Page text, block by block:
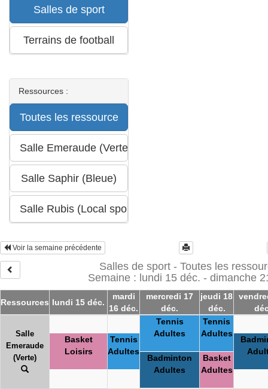
Ressources :
Voir la semaine précédente
Salles de sport - Toutes les
Semaine : lundi 15 déc. - dimanche
Ressources lundi 15 déc.
mardi
16 déc.
mercredi 17
déc.
jeudi 18
déc.
Salle
Emeraude
(Verte)
Basket
Loisirs
Tennis
Adultes
Tennis
Adultes
Badminton
Adultes
Tennis
Adultes
Basket
Adultes